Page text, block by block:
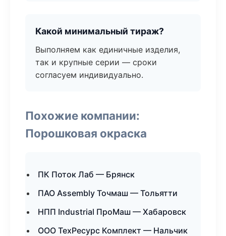
Какой минимальный тираж?
Выполняем как единичные изделия,
так и крупные серии — сроки
согласуем индивидуально.
Похожие компании:
Порошковая окраска
ПК Поток Лаб — Брянск
ПАО Assembly Точмаш — Тольятти
НПП Industrial ПроМаш — Хабаровск
ООО ТехРесурс Комплект — Нальчик